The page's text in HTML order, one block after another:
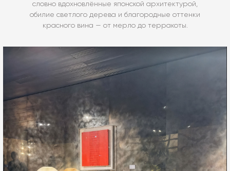
словно вдохновлённые японской архитектурой,
обилие светлого дерева и благородные оттенки
красного вина — от мерло до терракоты.